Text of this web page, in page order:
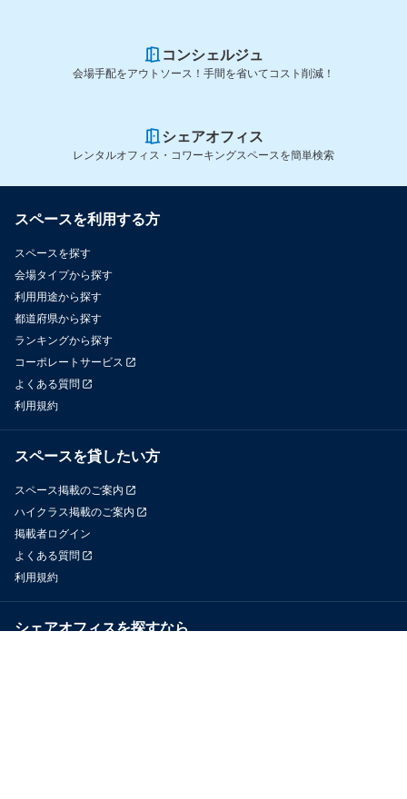
コンシェルジュ
会場手配をアウトソース！手間を省いてコスト削減！
シェアオフィス
レンタルオフィス・コワーキングスペースを簡単検索
スペースを利用する方
スペースを探す
会場タイプから探す
利用用途から探す
都道府県から探す
ランキングから探す
コーポレートサービス
よくある質問
利用規約
スペースを貸したい方
スペース掲載のご案内
ハイクラス掲載のご案内
掲載者ログイン
よくある質問
利用規約
シェアオフィスを探すなら